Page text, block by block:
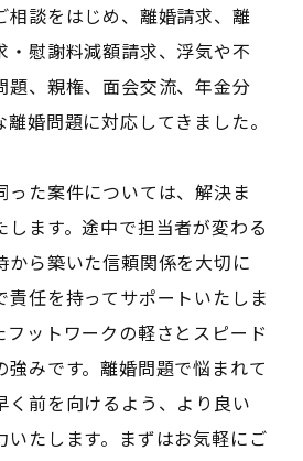
相談をはじめ、離婚請求、離
・慰謝料減額請求、浮気や不
題、親権、面会交流、年金分
婚問題に対応してきました。
った案件については、解決ま
します。途中で担当者が変わる
から築いた信頼関係を大切に
責任を持ってサポートいたしま
フットワークの軽さとスピード
みです。離婚問題で悩まれて
く前を向けるよう、より良い
いたします。まずはお気軽にご